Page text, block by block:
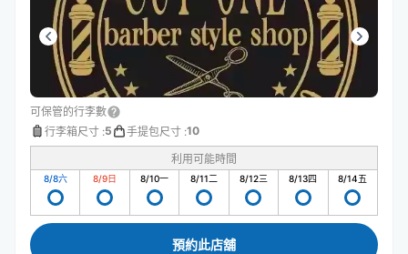
可保管的行李數
行李箱尺寸 :5 手提包尺寸 :10
利用可能時間
8/8六 8/9日 8/10一 8/11二 8/12三 8/13四 8/14五
預約此店舖